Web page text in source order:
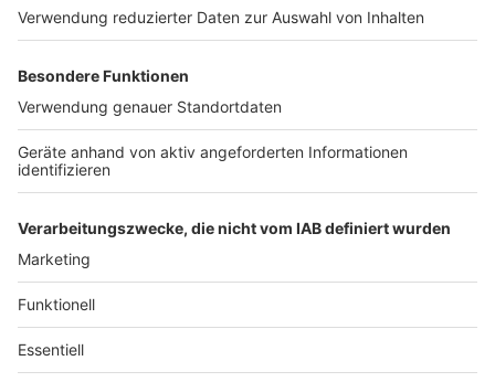
wissen, dass Kardamom ein Gewürz ist und kein
Ersatzteil fürs Auto. Das ist "Foodtainment" der
Extraklasse. Feinste Küche, die man überall genießen
oder wie Nelson es sagt: "Macht nix, wenn's
schmeckt!"
Nelson Müller live erleben? Hier gibt esInfos zu den
Anzeige